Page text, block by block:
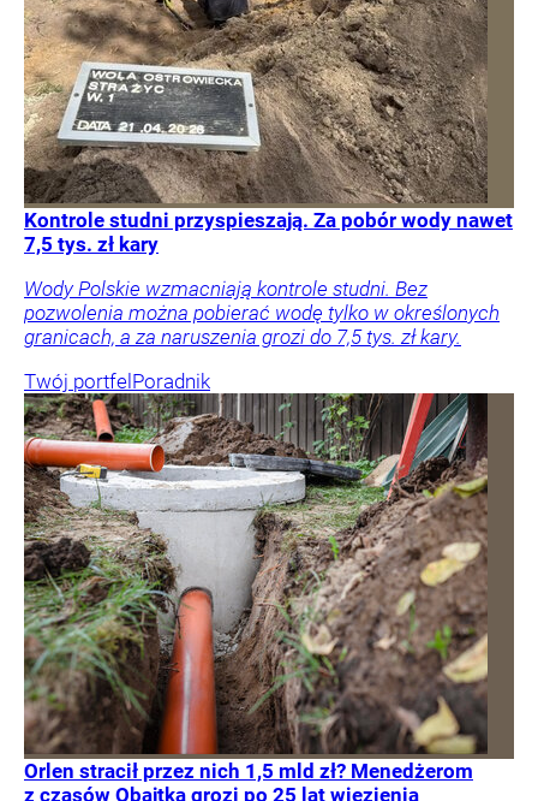
Kontrole studni przyspieszają. Za pobór wody nawet
7,5 tys. zł kary
Wody Polskie wzmacniają kontrole studni. Bez
pozwolenia można pobierać wodę tylko w określonych
granicach, a za naruszenia grozi do 7,5 tys. zł kary.
Twój portfel Poradnik
Orlen stracił przez nich 1,5 mld zł? Menedżerom
z czasów Obajtka grozi po 25 lat więzienia